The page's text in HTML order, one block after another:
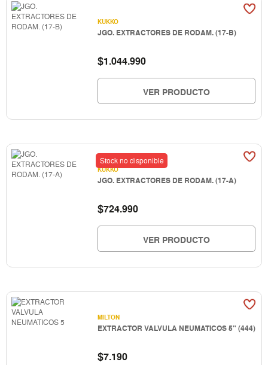
KUKKO
JGO. EXTRACTORES DE RODAM. (17-B)
$1.044.990
VER PRODUCTO
Stock no disponible
KUKKO
JGO. EXTRACTORES DE RODAM. (17-A)
$724.990
VER PRODUCTO
MILTON
EXTRACTOR VALVULA NEUMATICOS 5" (444)
$7.190